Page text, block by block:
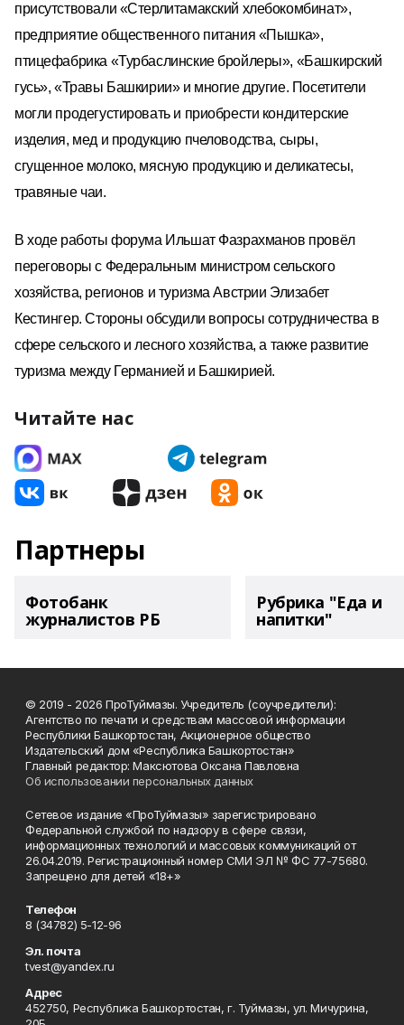
присутствовали «Стерлитамакский хлебокомбинат»,
предприятие общественного питания «Пышка»,
птицефабрика «Турбаслинские бройлеры», «Башкирский
гусь», «Травы Башкирии» и многие другие. Посетители
могли продегустировать и приобрести кондитерские
изделия, мед и продукцию пчеловодства, сыры,
сгущенное молоко, мясную продукцию и деликатесы,
травяные чаи.
В ходе работы форума Ильшат Фазрахманов провёл
переговоры с Федеральным министром сельского
хозяйства, регионов и туризма Австрии Элизабет
Кестингер. Стороныобсудили вопросы сотрудничества в
сфере сельского и лесного хозяйства, а также развитие
туризма между Германией и Башкирией.
Читайте нас
Партнеры
Фотобанк
журналистов РБ
Рубрика "Еда и
напитки"
© 2019 - 2026 ПроТуймазы. Учредитель (соучредители):
Агентство по печати и средствам массовой информации
Республики Башкортостан, Акционерное общество
Издательский дом «Республика Башкортостан»
Главный редактор: Максютова Оксана Павловна
Об использовании персональных данных
Сетевое издание «ПроТуймазы» зарегистрировано
Федеральной службой по надзору в сфере связи,
информационных технологий и массовых коммуникаций от
26.04.2019. Регистрационный номер СМИ ЭЛ № ФС 77-75680.
Запрещено для детей «18+»
Телефон
8 (34782) 5-12-96
Эл. почта
tvest@yandex.ru
Адрес
452750, Республика Башкортостан, г. Туймазы, ул. Мичурина,